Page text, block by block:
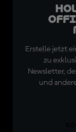
Erstelle jetzt
zu
Newsletter,
und